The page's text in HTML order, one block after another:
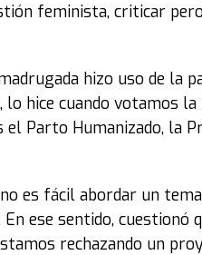
feminista, criticar
hizo uso de la
hice cuando votamos
el Parto Humanizado, la
es fácil abordar un
En ese sentido, cuestionó
rechazando un